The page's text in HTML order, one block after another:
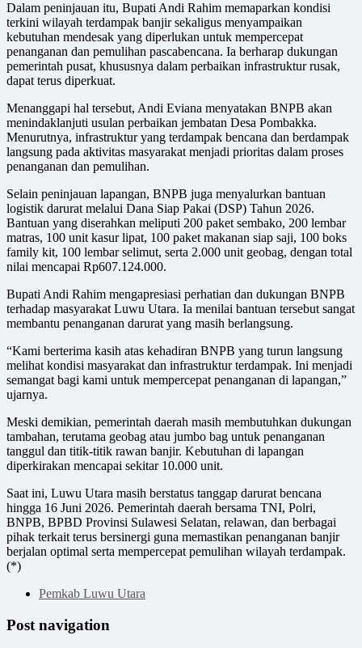
Dalam peninjauan itu, Bupati Andi Rahim memaparkan kondisi
terkini wilayah terdampak banjir sekaligus menyampaikan
kebutuhan mendesak yang diperlukan untuk mempercepat
penanganan dan pemulihan pascabencana. Ia berharap dukungan
pemerintah pusat, khususnya dalam perbaikan infrastruktur rusak,
dapat terus diperkuat.
Menanggapi hal tersebut, Andi Eviana menyatakan BNPB akan
menindaklanjuti usulan perbaikan jembatan Desa Pombakka.
Menurutnya, infrastruktur yang terdampak bencana dan berdampak
langsung pada aktivitas masyarakat menjadi prioritas dalam proses
penanganan dan pemulihan.
Selain peninjauan lapangan, BNPB juga menyalurkan bantuan
logistik darurat melalui Dana Siap Pakai (DSP) Tahun 2026.
Bantuan yang diserahkan meliputi 200 paket sembako, 200 lembar
matras, 100 unit kasur lipat, 100 paket makanan siap saji, 100 boks
family kit, 100 lembar selimut, serta 2.000 unit geobag, dengan total
nilai mencapai Rp607.124.000.
Bupati Andi Rahim mengapresiasi perhatian dan dukungan BNPB
terhadap masyarakat Luwu Utara. Ia menilai bantuan tersebut sangat
membantu penanganan darurat yang masih berlangsung.
“Kami berterima kasih atas kehadiran BNPB yang turun langsung
melihat kondisi masyarakat dan infrastruktur terdampak. Ini menjadi
semangat bagi kami untuk mempercepat penanganan di lapangan,”
ujarnya.
Meski demikian, pemerintah daerah masih membutuhkan dukungan
tambahan, terutama geobag atau jumbo bag untuk penanganan
tanggul dan titik-titik rawan banjir. Kebutuhan di lapangan
diperkirakan mencapai sekitar 10.000 unit.
Saat ini, Luwu Utara masih berstatus tanggap darurat bencana
hingga 16 Juni 2026. Pemerintah daerah bersama TNI, Polri,
BNPB, BPBD Provinsi Sulawesi Selatan, relawan, dan berbagai
pihak terkait terus bersinergi guna memastikan penanganan banjir
berjalan optimal serta mempercepat pemulihan wilayah terdampak.
(*)
Pemkab Luwu Utara
Post navigation